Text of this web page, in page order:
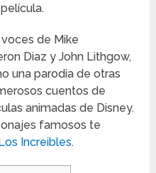
de Mike
Diaz y John Lithgow,
una parodia de otras
cuentos de
animadas de Disney.
famosos te
Increibles.